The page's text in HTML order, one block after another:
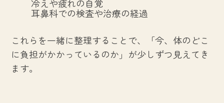
冷えや疲れの自覚
耳鼻科での検査や治療の経過
これらを一緒に整理することで、「今、体のどこ
に負担がかかっているのか」が少しずつ見えてき
ます。